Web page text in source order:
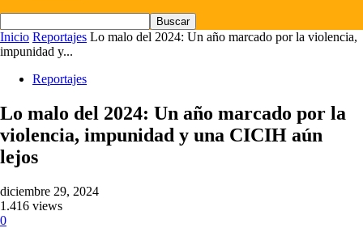
Inicio Reportajes Lo malo del 2024: Un año marcado por la violencia,
impunidad y...
Reportajes
Lo malo del 2024: Un año marcado por la
violencia, impunidad y una CICIH aún
lejos
diciembre 29, 2024
1.416 views
0